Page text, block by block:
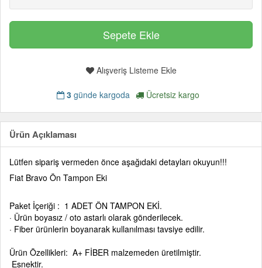
Alışveriş Listeme Ekle
3 günde kargoda Ücretsiz kargo
Ürün Açıklaması
Lütfen sipariş vermeden önce aşağıdaki detayları okuyun!!!
Fiat Bravo Ön Tampon Eki
Paket İçeriği : 1 ADET ÖN TAMPON EKİ.
· Ürün boyasız / oto astarlı olarak gönderilecek.
· Fiber ürünlerin boyanarak kullanılması tavsiye edilir.
Ürün Özellikleri: A+ FİBER malzemeden üretilmiştir.
Esnektir.